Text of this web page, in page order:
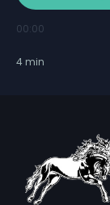
00:00
4 min